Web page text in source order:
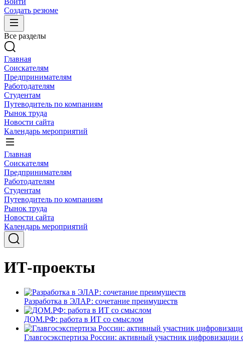
Создать резюме
Все разделы
Главная
Соискателям
Предпринимателям
Работодателям
Студентам
Путеводитель по компаниям
Рынок труда
Новости сайта
Календарь мероприятий
Главная
Соискателям
Предпринимателям
Работодателям
Студентам
Путеводитель по компаниям
Рынок труда
Новости сайта
Календарь мероприятий
ИТ-проекты
Разработка в ЭЛАР: сочетание преимуществ
ДОМ.РФ: работа в ИТ со смыслом
Главгосэкспертиза России: активный участник цифровизации